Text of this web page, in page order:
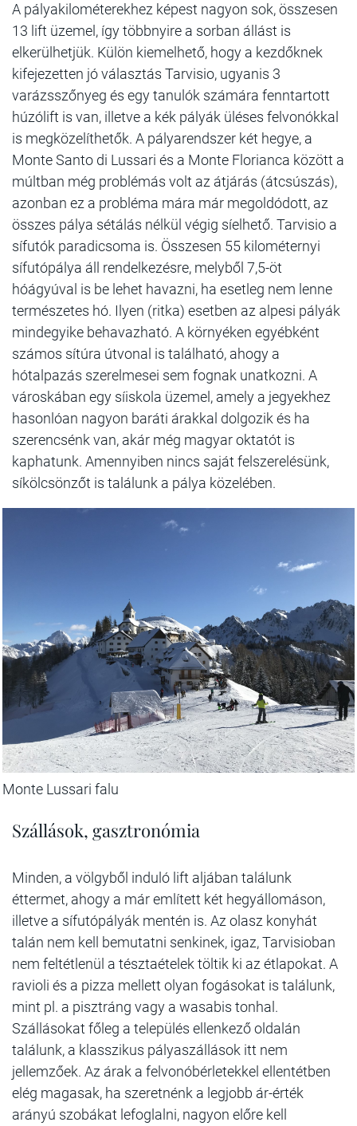
A pályakilométerekhez képest nagyon sok, összesen
13 lift üzemel, így többnyire a sorban állást is
elkerülhetjük. Külön kiemelhető, hogy a kezdőknek
kifejezetten jó választás Tarvisio, ugyanis 3
varázsszőnyeg és egy tanulók számára fenntartott
húzólift is van, illetve a kék pályák üléses felvonókkal
is megközelíthetők. A pályarendszer két hegye, a
Monte Santo di Lussari és a Monte Florianca között a
múltban még problémás volt az átjárás (átcsúszás),
azonban ez a probléma mára már megoldódott, az
összes pálya sétálás nélkül végig síelhető. Tarvisio a
sífutók paradicsoma is. Összesen 55 kilométernyi
sífutópálya áll rendelkezésre, melyből 7,5-öt
hóágyúval is be lehet havazni, ha esetleg nem lenne
természetes hó. Ilyen (ritka) esetben az alpesi pályák
mindegyike behavazható. A környéken egyébként
számos sítúra útvonal is található, ahogy a
hótalpazás szerelmesei sem fognak unatkozni. A
városkában egy síiskola üzemel, amely a jegyekhez
hasonlóan nagyon baráti árakkal dolgozik és ha
szerencsénk van, akár még magyar oktatót is
kaphatunk. Amennyiben nincs saját felszerelésünk,
síkölcsönzőt is találunk a pálya közelében.
Monte Lussari falu
Szállások, gasztronómia
Minden, a völgyből induló lift aljában találunk
éttermet, ahogy a már említett két hegyállomáson,
illetve a sífutópályák mentén is. Az olasz konyhát
talán nem kell bemutatni senkinek, igaz, Tarvisioban
nem feltétlenül a tésztaételek töltik ki az étlapokat. A
ravioli és a pizza mellett olyan fogásokat is találunk,
mint pl. a pisztráng vagy a wasabis tonhal.
Szállásokat főleg a település ellenkező oldalán
találunk, a klasszikus pályaszállások itt nem
jellemzőek. Az árak a felvonóbérletekkel ellentétben
elég magasak, ha szeretnénk a legjobb ár-érték
arányú szobákat lefoglalni, nagyon előre kell